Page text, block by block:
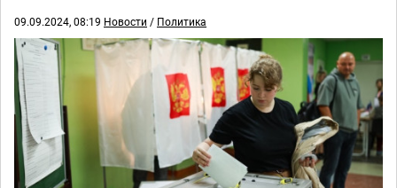
09.09.2024, 08:19 Новости / Политика